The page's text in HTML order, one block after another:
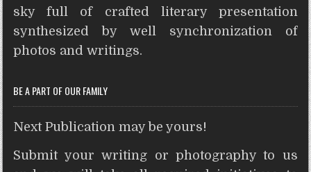
A
p
p
o
o
k
e
r
r
e
s
n
g
e
t
sky full of crafted literary presentation
synthesized by well synchronization of
photos and writings.
BE A PART OF OUR FAMILY
Next Publication may be yours!
Submit your writing or photography to us